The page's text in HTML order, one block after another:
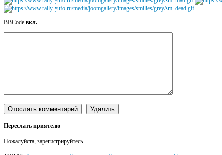
BBCode вкл.
Переслать приятелю
Пожалуйста, зарегистрируйтесь...